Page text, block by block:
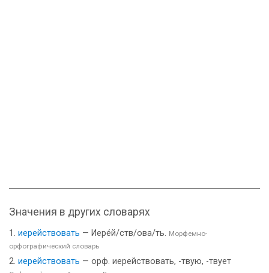
Значения в других словарях
иерействовать — Иере́й/ств/ова/ть. Морфемно-
орфографический словарь
иерействовать — орф. иерействовать, -твую, -твует